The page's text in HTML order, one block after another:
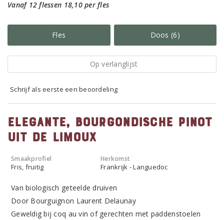
Vanaf 12 flessen 18,10 per fles
Fles Doos (6)
Op verlanglijst
Schrijf als eerste een beoordeling
Elegante, Bourgondische Pinot
uit de Limoux
Smaakprofiel
Fris, fruitig
Herkomst
Frankrijk - Languedoc
Van biologisch geteelde druiven
Door Bourguignon Laurent Delaunay
Geweldig bij coq au vin of gerechten met paddenstoelen